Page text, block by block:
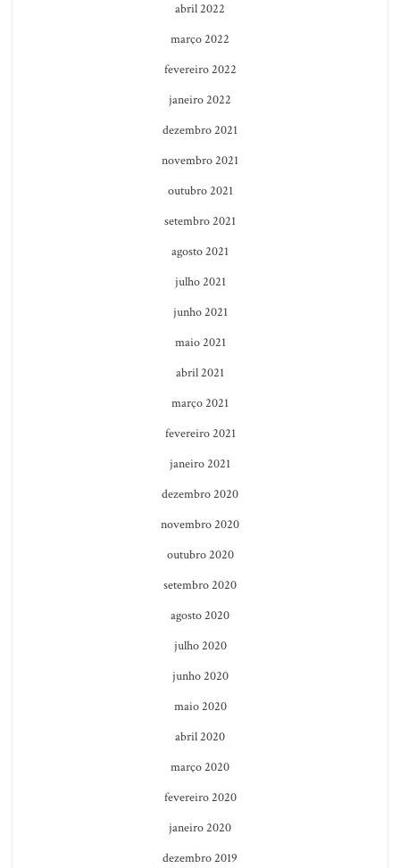
abril 2022
março 2022
fevereiro 2022
janeiro 2022
dezembro 2021
novembro 2021
outubro 2021
setembro 2021
agosto 2021
julho 2021
junho 2021
maio 2021
abril 2021
março 2021
fevereiro 2021
janeiro 2021
dezembro 2020
novembro 2020
outubro 2020
setembro 2020
agosto 2020
julho 2020
junho 2020
maio 2020
abril 2020
março 2020
fevereiro 2020
janeiro 2020
dezembro 2019